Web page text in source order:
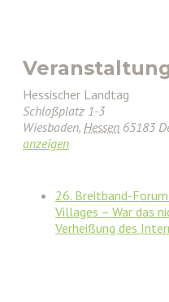
Hessischer Landtag
Schloßplatz 1-3
Wiesbaden, Hessen 65183
anzeigen
26. Breitband-
Villages – War das
Verheißung des